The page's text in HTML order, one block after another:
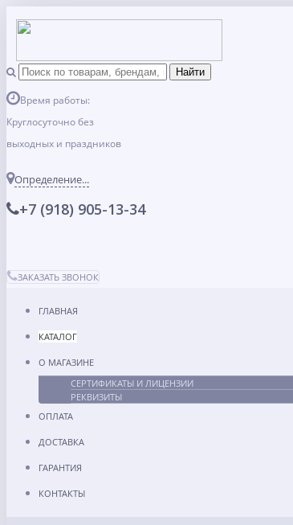
Время работы:
Круглосуточно без
выходных и праздников
Определение...
+7 (918) 905-13-34
ЗАКАЗАТЬ ЗВОНОК
ГЛАВНАЯ
КАТАЛОГ
О МАГАЗИНЕ
СЕРТИФИКАТЫ И ЛИЦЕНЗИИ
РЕКВИЗИТЫ
ОПЛАТА
ДОСТАВКА
ГАРАНТИЯ
КОНТАКТЫ